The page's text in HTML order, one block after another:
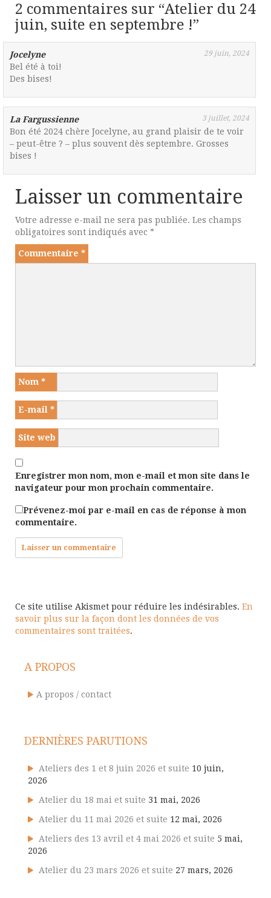
2 commentaires sur “Atelier du 24
juin, suite en septembre !”
Jocelyne 29 juin, 2024
Bel été à toi!
Des bises!
La Fargussienne 3 juillet, 2024
Bon été 2024 chère Jocelyne, au grand plaisir de te voir
– peut-être ? – plus souvent dès septembre. Grosses
bises !
Laisser un commentaire
Votre adresse e-mail ne sera pas publiée. Les champs
obligatoires sont indiqués avec *
Commentaire *
Nom *
E-mail *
Site web
Enregistrer mon nom, mon e-mail et mon site dans le
navigateur pour mon prochain commentaire.
Prévenez-moi par e-mail en cas de réponse à mon
commentaire.
Ce site utilise Akismet pour réduire les indésirables. En
savoir plus sur la façon dont les données de vos
commentaires sont traitées.
A PROPOS
A propos / contact
DERNIÈRES PARUTIONS
Ateliers des 1 et 8 juin 2026 et suite 10 juin,
2026
Atelier du 18 mai et suite 31 mai, 2026
Atelier du 11 mai 2026 et suite 12 mai, 2026
Ateliers des 13 avril et 4 mai 2026 et suite 5 mai,
2026
Atelier du 23 mars 2026 et suite 27 mars, 2026